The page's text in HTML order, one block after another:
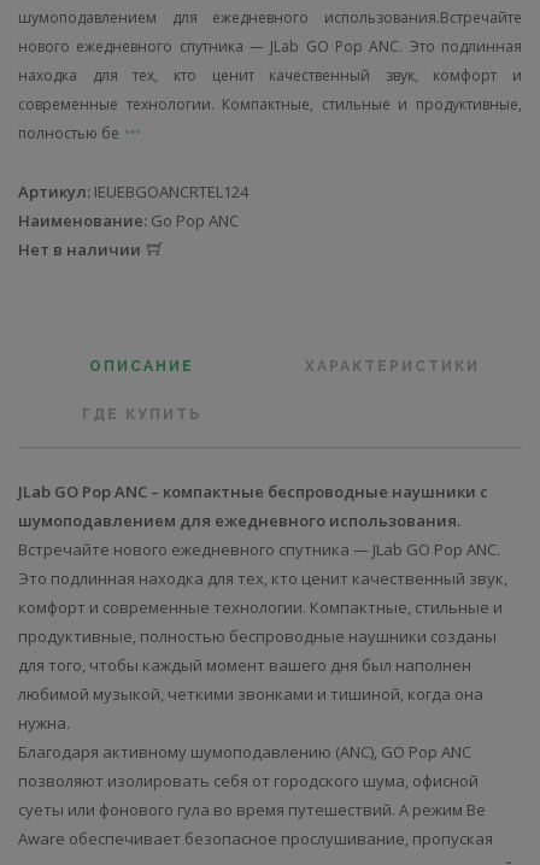
шумоподавлением для ежедневного использования.Встречайте
нового ежедневного спутника — JLab GO Pop ANC. Это подлинная
находка для тех, кто ценит качественный звук, комфорт и
современные технологии. Компактные, стильные и продуктивные,
полностью бе
Артикул: IEUEBGOANCRTEL124
Наименование: Go Pop ANC
Нет в наличии
ОПИСАНИЕ ХАРАКТЕРИСТИКИ
ГДЕ КУПИТЬ
JLab GO Pop ANC – компактные беспроводные наушники с
шумоподавлением для ежедневного использования.
Встречайте нового ежедневного спутника — JLab GO Pop ANC.
Это подлинная находка для тех, кто ценит качественный звук,
комфорт и современные технологии. Компактные, стильные и
продуктивные, полностью беспроводные наушники созданы
для того, чтобы каждый момент вашего дня был наполнен
любимой музыкой, четкими звонками и тишиной, когда она
нужна.
Благодаря активному шумоподавлению (ANC), GO Pop ANC
позволяют изолировать себя от городского шума, офисной
суеты или фонового гула во время путешествий. А режим Be
Aware обеспечивает безопасное прослушивание, пропуская